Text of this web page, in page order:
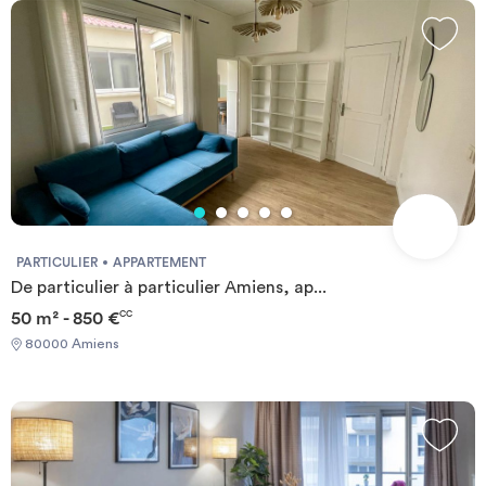
partagés : lit avec couette, bureau, table, chaises, rangements,
kitchenette équipée (plaque, frigo, micro-ondes, Kit vaisselle) et
kit ménage. La résidence vous propose de nombreux services
inclus dans le loyer : Petit déjeuner servi en cafétéria du Lundi au
vendredi, nettoyage de l'appartement deux fois par mois, internet
illimité, Espace Fitness, accès laverie, présence d'un régisseur.
PARTICULIER APPARTEMENT
De particulier à particulier Amiens, ap...
50 m² - 850 €CC
80000 Amiens